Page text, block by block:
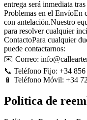
entrega será inmediata
Problemas en el EnvíoEn
con antelación.Nuestro
para resolver cualquier
ContactoPara cualquier
puede contactarnos:
✉️ Correo:
📞 Teléfono Fijo: +34 856
📱 Teléfono Móvil: +34
Política de